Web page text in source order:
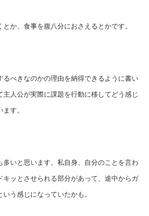
か、食事を腹八分におさえるとかです。
るべきなのかの理由を納得できるように書い
主人公が実際に課題を行動に移してどう感じ
す。
多いと思います。私自身、自分のことを言わ
キッとさせられる部分があって、途中からガ
う感じになっていたかも。